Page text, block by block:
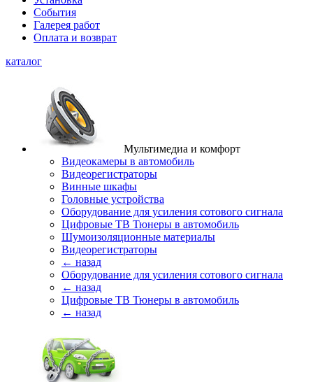
События
Галерея работ
Оплата и возврат
каталог
Мультимедиа и комфорт
Видеокамеры в автомобиль
Видеорегистраторы
Винные шкафы
Головные устройства
Оборудование для усиления сотового сигнала
Цифровые ТВ Тюнеры в автомобиль
Шумоизоляционные материалы
Видеорегистраторы
← назад
Оборудование для усиления сотового сигнала
← назад
Цифровые ТВ Тюнеры в автомобиль
← назад